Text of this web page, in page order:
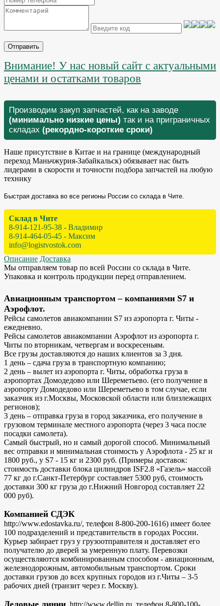
Отправить
Внимание! У нас новый сайт с актуальными
ценами и остатками товаров
Производим закуп запчастей, как на заводе
(минимально низкие цены) так и на приграничных
складах (рекордно-короткие сроки)
Наше присутствие в Китае и на границе (международный
переход Маньчжурия-Забайкальск) обязывает нас быть
лидерами в скорости и точности подбора запчастей на любую
технику
Быстрая доставка во все регионы России со склада в Чите.
Склад в Чите
8-914-121-95-38 - Владимир
8-914-464-05-45 - Максим
info@logistvostok.com
Описание Доставка
Мы отправляем товар по всей России со склада в Чите.
Упаковка и контроль продукции перед отправлением.
Авиационным транспортом – компаниями S7 и
Аэрофлот.
Рейсы самолетов авиакомпании S7 из аэропорта г. Читы -
ежедневно.
Рейсы самолетов авиакомпании Аэрофлот из аэропорта г.
Читы по вторникам, четвергам и воскресеньям.
Все грузы доставляются до наших клиентов за 3 дня.
1 день – сдача груза в транспортную компанию;
2 день – вылет из аэропорта г. Читы, обработка груза в
аэропортах Домодедово или Шереметьево. (его получение в
аэропорту Домодедово или Шереметьево в том случае, если
заказчик из г.Москвы, Московской области или близлежащих
регионов);
3 день – отправка груза в город заказчика, его получение в
грузовом терминале местного аэропорта (через 3 часа после
посадки самолета).
Самый быстрый, но и самый дорогой способ. Минимальный
вес отправки и минимальная стоимость у Аэрофлота - 25 кг и
1800 руб., у S7 - 15 кг и 2300 руб. (Примеры доставок:
стоимость доставки блока цилиндров ISF2.8 «Газель» массой
77 кг до г.Санкт-Петербург составляет 5300 руб, стоимость
доставки 300 кг груза до г.Нижний Новгород составляет 22
000 руб).
Компанией СДЭК
http://www.edostavka.ru/, телефон 8-800-200-1616) имеет более
100 подразделений и представительств в городах России.
Курьер забирает груз у грузоотправителя и доставляет его
получателю до дверей за умеренную плату. Перевозки
осуществляются комбинированным способом - авиационным,
железнодорожным, автомобильным транспортом. Сроки
доставки грузов до всех крупных городов из г.Читы – 3-5
рабочих дней (транзит через г. Москву).
Деловые линии http://www.dellin.ru, телефон 8-800-100-